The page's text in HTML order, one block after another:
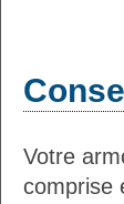
Votre
comprise